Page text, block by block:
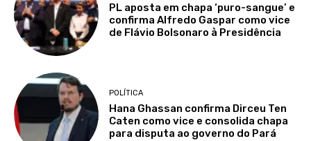
PL aposta em chapa ‘puro-sangue’ e
confirma Alfredo Gaspar como vice
de Flávio Bolsonaro à Presidência
POLÍTICA
Hana Ghassan confirma Dirceu Ten
Caten como vice e consolida chapa
para disputa ao governo do Pará